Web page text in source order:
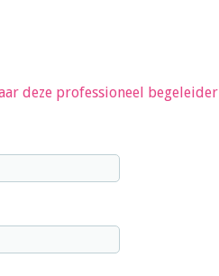
deze professioneel begeleider